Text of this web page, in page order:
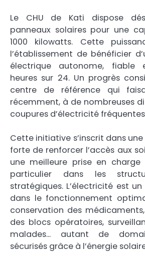
Le CHU de Kati dispose
panneaux solaires pour une
1000 kilowatts. Cette
l’établissement de bénéficier
électrique autonome, fiable
heures sur 24. Un progrès
centre de référence qui
récemment, à de nombreuses
coupures d’électricité
Cette initiative s’inscrit dans
forte de renforcer l’accès aux
une meilleure prise en charge
particulier dans les
stratégiques. L’électricité est
dans le fonctionnement
conservation des
des blocs opératoires,
malades… autant de
sécurisés grâce à l’énergie